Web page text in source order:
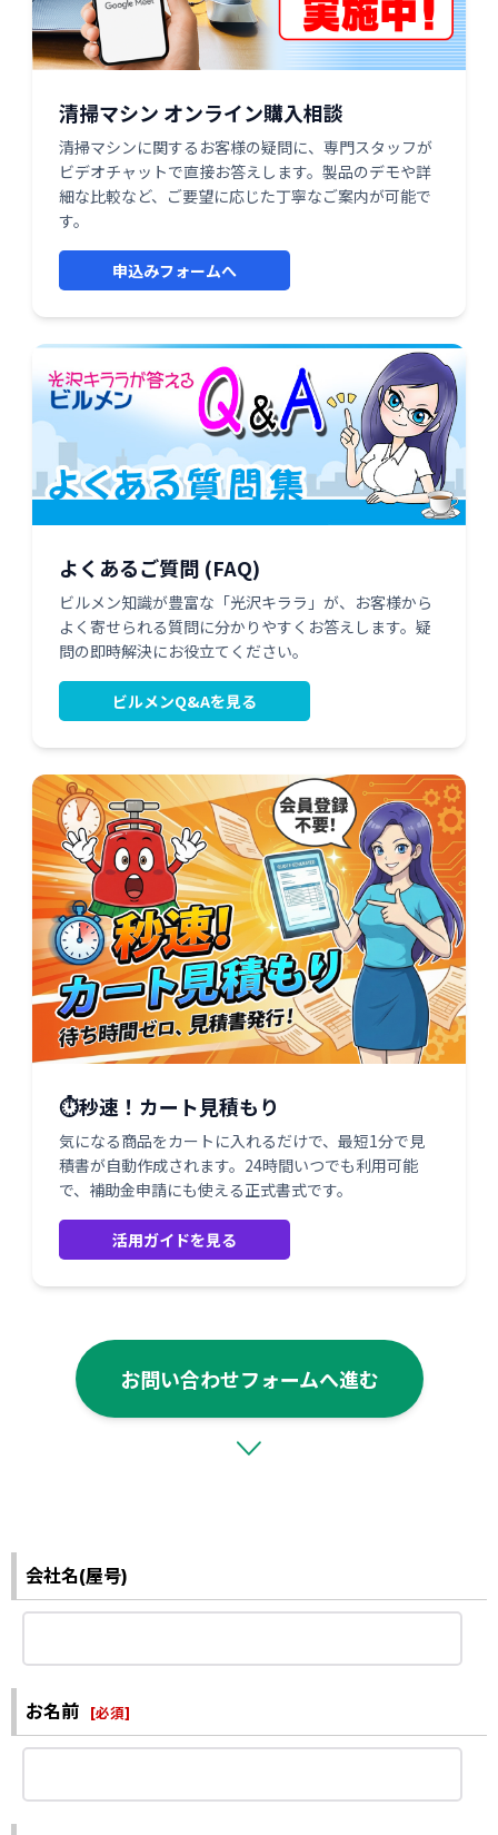
清掃マシン オンライン購入相談
清掃マシンに関するお客様の疑問に、専門スタッフが
ビデオチャットで直接お答えします。製品のデモや詳
細な比較など、ご要望に応じた丁寧なご案内が可能で
す。
申込みフォームへ
よくあるご質問 (FAQ)
ビルメン知識が豊富な「光沢キララ」が、お客様から
よく寄せられる質問に分かりやすくお答えします。疑
問の即時解決にお役立てください。
ビルメンQ&Aを見る
⏱️秒速！カート見積もり
気になる商品をカートに入れるだけで、最短1分で見
積書が自動作成されます。24時間いつでも利用可能
で、補助金申請にも使える正式書式です。
活用ガイドを見る
お問い合わせフォームへ進む
会社名(屋号)
お名前 [必須]